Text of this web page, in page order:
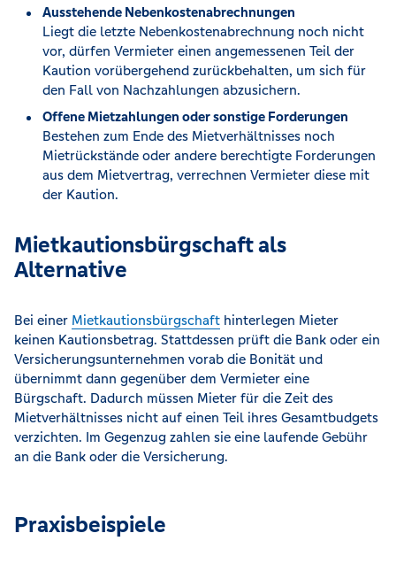
Ausstehende Nebenkostenabrechnungen
Liegt die letzte Nebenkostenabrechnung noch nicht
vor, dürfen Vermieter einen angemessenen Teil der
Kaution vorübergehend zurückbehalten, um sich für
den Fall von Nachzahlungen abzusichern.
Offene Mietzahlungen oder sonstige Forderungen
Bestehen zum Ende des Mietverhältnisses noch
Mietrückstände oder andere berechtigte Forderungen
aus dem Mietvertrag, verrechnen Vermieter diese mit
der Kaution.
Mietkautionsbürgschaft als
Alternative
Bei einer Mietkautionsbürgschaft hinterlegen Mieter
keinen Kautionsbetrag. Stattdessen prüft die Bank oder ein
Versicherungsunternehmen vorab die Bonität und
übernimmt dann gegenüber dem Vermieter eine
Bürgschaft. Dadurch müssen Mieter für die Zeit des
Mietverhältnisses nicht auf einen Teil ihres Gesamtbudgets
verzichten. Im Gegenzug zahlen sie eine laufende Gebühr
an die Bank oder die Versicherung.
Praxisbeispiele